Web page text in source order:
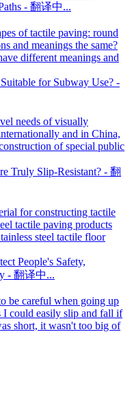
- 翻译中...
of tactile paving: round
and meanings the same?
different meanings and
for Subway Use? -
needs of visually
and in China,
of special public
Truly Slip-Resistant? - 翻
for constructing tactile
tactile paving products
steel tactile floor
People's Safety,
- 翻译中...
be careful when going up
I could easily slip and fall if
short, it wasn't too big of